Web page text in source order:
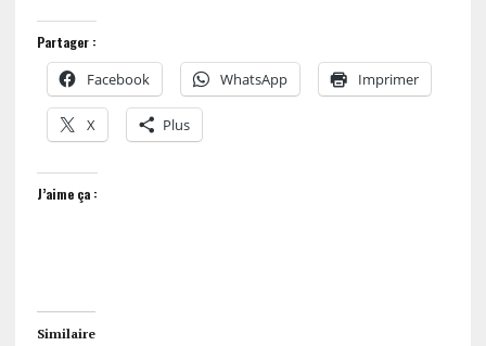
Partager :
Facebook WhatsApp Imprimer
X Plus
J’aime ça :
Similaire